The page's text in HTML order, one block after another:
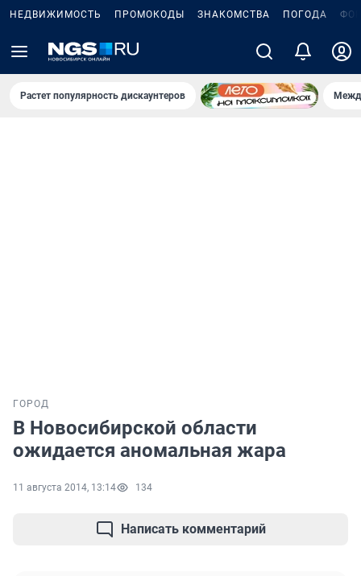
НЕДВИЖИМОСТЬ ПРОМОКОДЫ ЗНАКОМСТВА ПОГОДА
Растет популярность дискаунтеров
ГОРОД
В Новосибирской области
ожидается аномальная жара
11 августа 2014, 13:14 134
Написать комментарий